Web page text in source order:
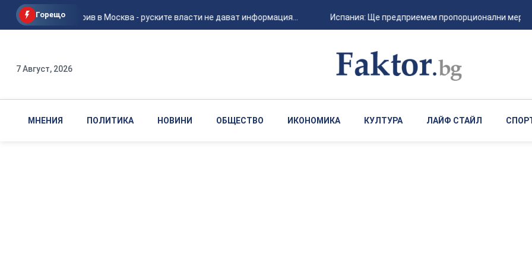
Горещо
Мощен взрив в Москва - руските власти не дават информация... Испания: Ще предприемем пропорционални мерки
7 Август, 2026
МНЕНИЯ ПОЛИТИКА НОВИНИ ОБЩЕСТВО ИКОНОМИКА КУЛТУРА ЛАЙФ СТАЙЛ